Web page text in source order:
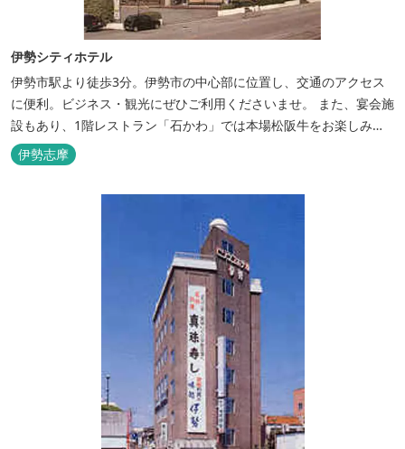
伊勢シティホテル
伊勢市駅より徒歩3分。伊勢市の中心部に位置し、交通のアクセス
に便利。ビジネス・観光にぜひご利用くださいませ。 また、宴会施
設もあり、1階レストラン「石かわ」では本場松阪牛をお楽しみい
ただけます。
伊勢志摩